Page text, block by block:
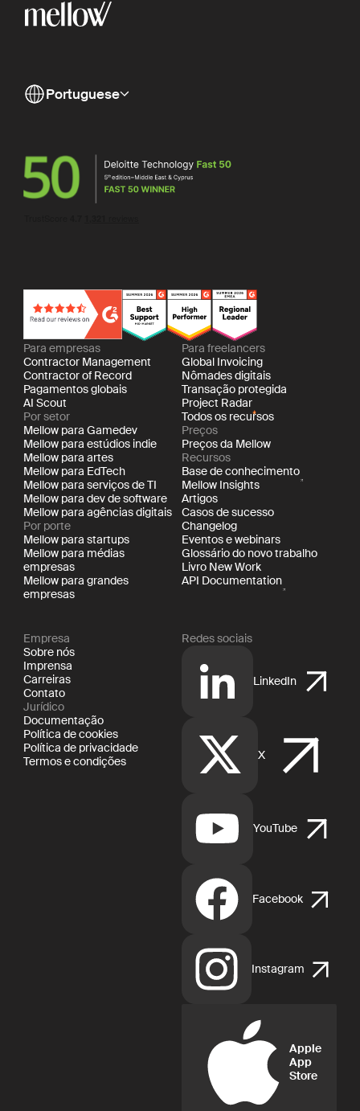
Portuguese
Para empresas
Contractor Management
Contractor of Record
Pagamentos globais
AI Scout
Por setor
Mellow para Gamedev
Mellow para estúdios indie
Mellow para artes
Mellow para EdTech
Mellow para serviços de TI
Mellow para dev de software
Mellow para agências digitais
Por porte
Mellow para startups
Mellow para médias
empresas
Mellow para grandes
empresas
Para freelancers
Global Invoicing
Nômades digitais
Transação protegida
Project Radar
Todos os recursos
Preços
Preços da Mellow
Recursos
Base de conhecimento
Mellow Insights
Artigos
Casos de sucesso
Changelog
Eventos e webinars
Glossário do novo trabalho
Livro New Work
API Documentation
Empresa
Sobre nós
Imprensa
Carreiras
Contato
Jurídico
Documentação
Política de cookies
Política de privacidade
Termos e condições
Redes sociais
LinkedIn
X
YouTube
Facebook
Instagram
Apple
App
Store